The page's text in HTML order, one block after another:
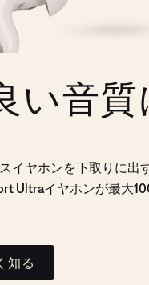
い音質
イヤホンを下取りに出
Ultraイヤホンが最大
知る